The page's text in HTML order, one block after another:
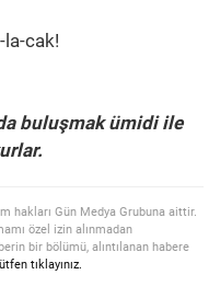
cak!
buluşmak ümidi ile
hakları Gün Medya Grubuna aittir.
özel izin alınmadan
bir bölümü, alıntılanan habere
tıklayınız.